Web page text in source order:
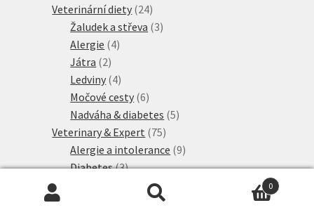
produktů
Veterinární diety 2424
produktů
Žaludek a střeva 33
Alergie 44
Játra 22
produkty
Ledviny 44
produkty
Močové cesty 66
produktů
Nadváha & diabetes 55
Veterinary & Expert 7575
produktů
Alergie a intolerance 99
produktů
Diabetes 33
produkty
produkty
Ledviny a močové cesty
0